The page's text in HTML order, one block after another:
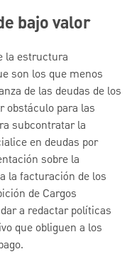
bajo valor
la estructura
son los que menos
de las deudas de los
obstáculo para las
subcontratar la
en deudas por
sobre la
la facturación de los
de Cargos
a redactar políticas
que obliguen a los